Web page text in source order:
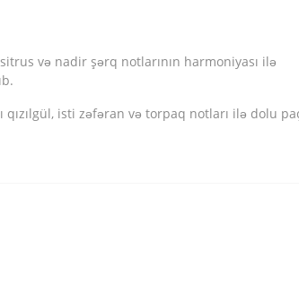
və nadir şərq notlarının harmoniyası ilə
qızılgül, isti zəfəran və torpaq notları ilə dolu